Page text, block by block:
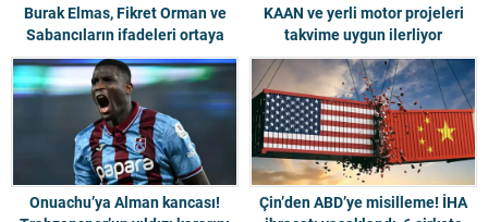
Burak Elmas, Fikret Orman ve
Sabancıların ifadeleri ortaya
çıktı
KAAN ve yerli motor projeleri
takvime uygun ilerliyor
Onuachu’ya Alman kancası!
Çin’den ABD’ye misilleme! İHA